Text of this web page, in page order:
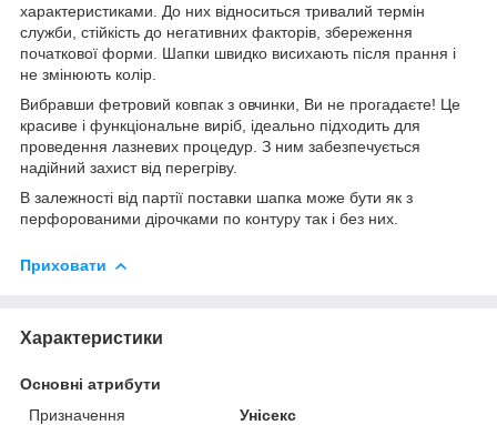
характеристиками. До них відноситься тривалий термін
служби, стійкість до негативних факторів, збереження
початкової форми. Шапки швидко висихають після прання і
не змінюють колір.
Вибравши фетровий ковпак з овчинки, Ви не прогадаєте! Це
красиве і функціональне виріб, ідеально підходить для
проведення лазневих процедур. З ним забезпечується
надійний захист від перегріву.
В залежності від партії поставки шапка може бути як з
перфорованими дірочками по контуру так і без них.
Приховати
Характеристики
Основні атрибути
Призначення
Унісекс